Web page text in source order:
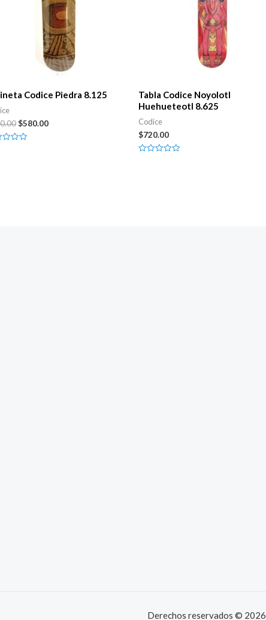
Codice Piedra 8.125
Original
price
was:
$580.00Current
Tabla Codice Noyolotl
Huehueteotl 8.625
Codice
$720.00
Derechos reservados © 2026